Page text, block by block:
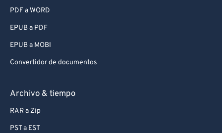
PDF a WORD
EPUB a PDF
EPUB a MOBI
Convertidor de documentos
Archivo & tiempo
RAR a Zip
PST a EST